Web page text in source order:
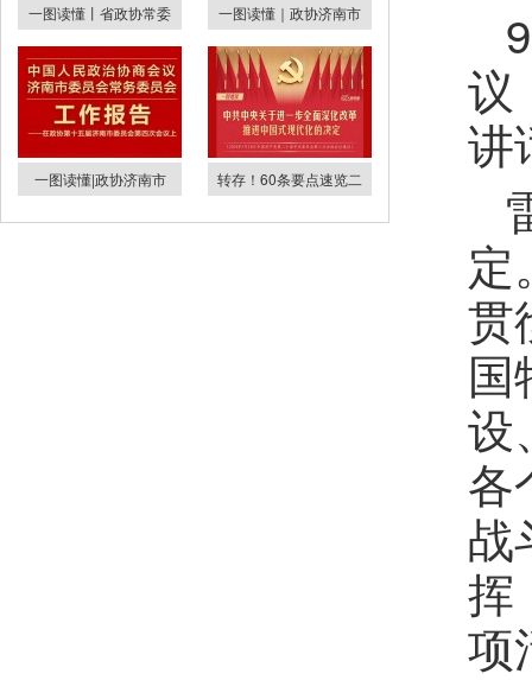
一图读懂丨省政协常委 一图读懂｜政协济南市
一图读懂|政协济南市 转存！60条要点速览二
议
讲
定
贯
国
设
各
战
挥
项